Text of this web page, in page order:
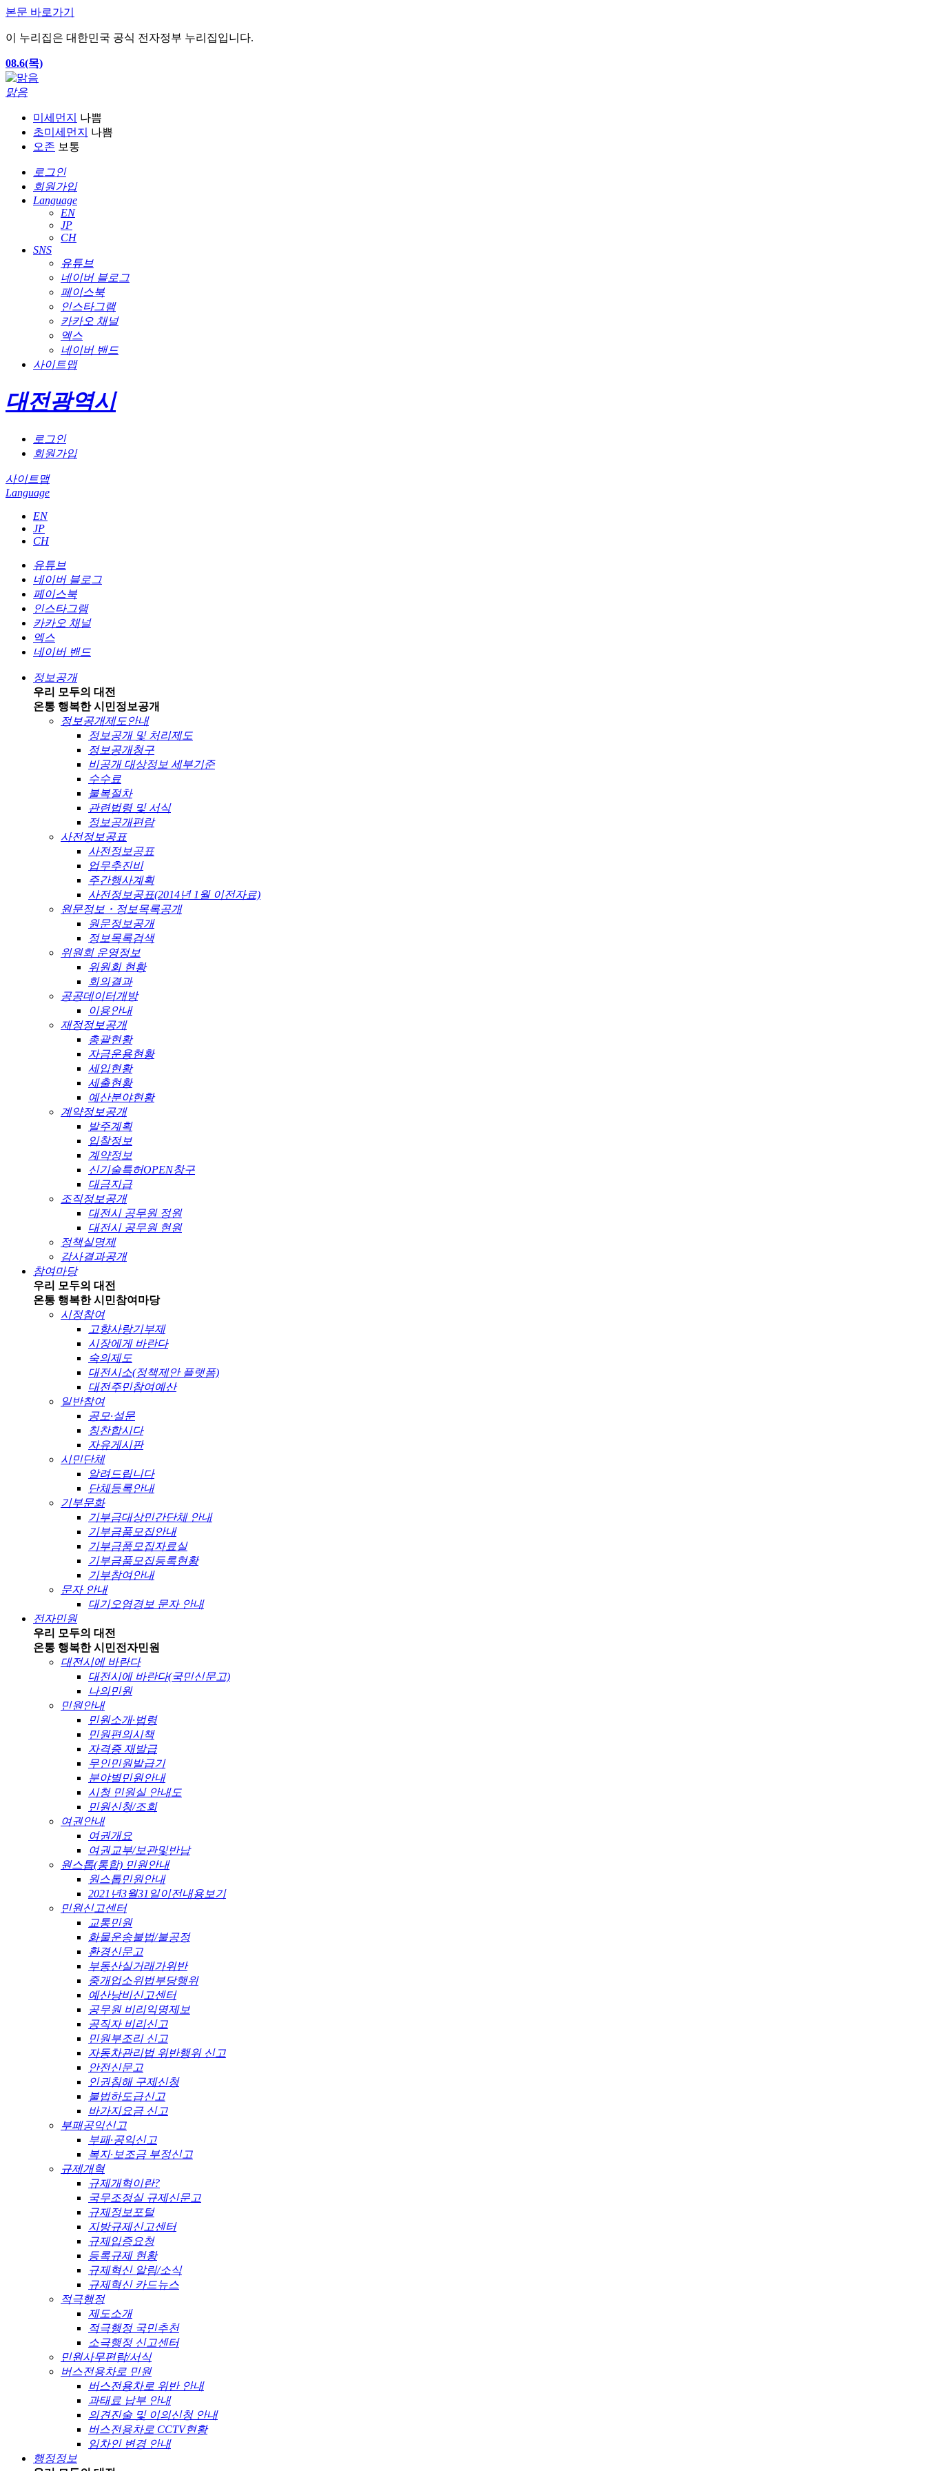
본문 바로가기
이 누리집은 대한민국 공식 전자정부 누리집입니다.
08.6(목)
맑음
미세먼지
나쁨
초미세먼지
나쁨
오존 보통
로그인
회원가입
Language
EN
JP
CH
SNS
유튜브
네이버 블로그
페이스북
인스타그램
카카오 채널
엑스
네이버 밴드
사이트맵
대전광역시
로그인
회원가입
사이트맵
Language
EN
JP
CH
유튜브
네이버 블로그
페이스북
인스타그램
카카오 채널
엑스
네이버 밴드
정보공개
우리 모두의 대전
온통 행복한 시민정보공개
정보공개제도안내
정보공개 및 처리제도
정보공개청구
비공개 대상정보 세부기준
수수료
불복절차
관련법령 및 서식
정보공개편람
사전정보공표
사전정보공표
업무추진비
주간행사계획
사전정보공표(2014년 1월 이전자료)
원문정보・정보목록공개
원문정보공개
정보목록검색
위원회 운영정보
위원회 현황
회의결과
공공데이터개방
이용안내
재정정보공개
총괄현황
자금운용현황
세입현황
세출현황
예산분야현황
계약정보공개
발주계획
입찰정보
계약정보
신기술특허OPEN창구
대금지급
조직정보공개
대전시 공무원 정원
대전시 공무원 현원
정책실명제
감사결과공개
참여마당
우리 모두의 대전
온통 행복한 시민참여마당
시정참여
고향사랑기부제
시장에게 바란다
숙의제도
대전시소(정책제안 플랫폼)
대전주민참여예산
일반참여
공모·설문
칭찬합시다
자유게시판
시민단체
알려드립니다
단체등록안내
기부문화
기부금대상민간단체 안내
기부금품모집안내
기부금품모집자료실
기부금품모집등록현황
기부참여안내
문자 안내
대기오염경보 문자 안내
전자민원
우리 모두의 대전
온통 행복한 시민전자민원
대전시에 바란다
대전시에 바란다(국민신문고)
나의민원
민원안내
민원소개·법령
민원편의시책
자격증 재발급
무인민원발급기
분야별민원안내
시청 민원실 안내도
민원신청/조회
여권안내
여권개요
여권교부/보관및반납
원스톱(통합) 민원안내
원스톱민원안내
2021년3월31일이전내용보기
민원신고센터
교통민원
화물운송불법/불공정
환경신문고
부동산실거래가위반
중개업소위법부당행위
예산낭비신고센터
공무원 비리익명제보
공직자 비리신고
민원부조리 신고
자동차관리법 위반행위 신고
안전신문고
인권침해 구제신청
불법하도급신고
바가지요금 신고
부패공익신고
부패·공익신고
복지·보조금 부정신고
규제개혁
규제개혁이란?
국무조정실 규제신문고
규제정보포털
지방규제신고센터
규제입증요청
등록규제 현황
규제혁신 알림/소식
규제혁신 카드뉴스
적극행정
제도소개
적극행정 국민추천
소극행정 신고센터
민원사무편람/서식
버스전용차로 민원
버스전용차로 위반 안내
과태료 납부 안내
의견진술 및 이의신청 안내
버스전용차로 CCTV현황
임차인 변경 안내
행정정보